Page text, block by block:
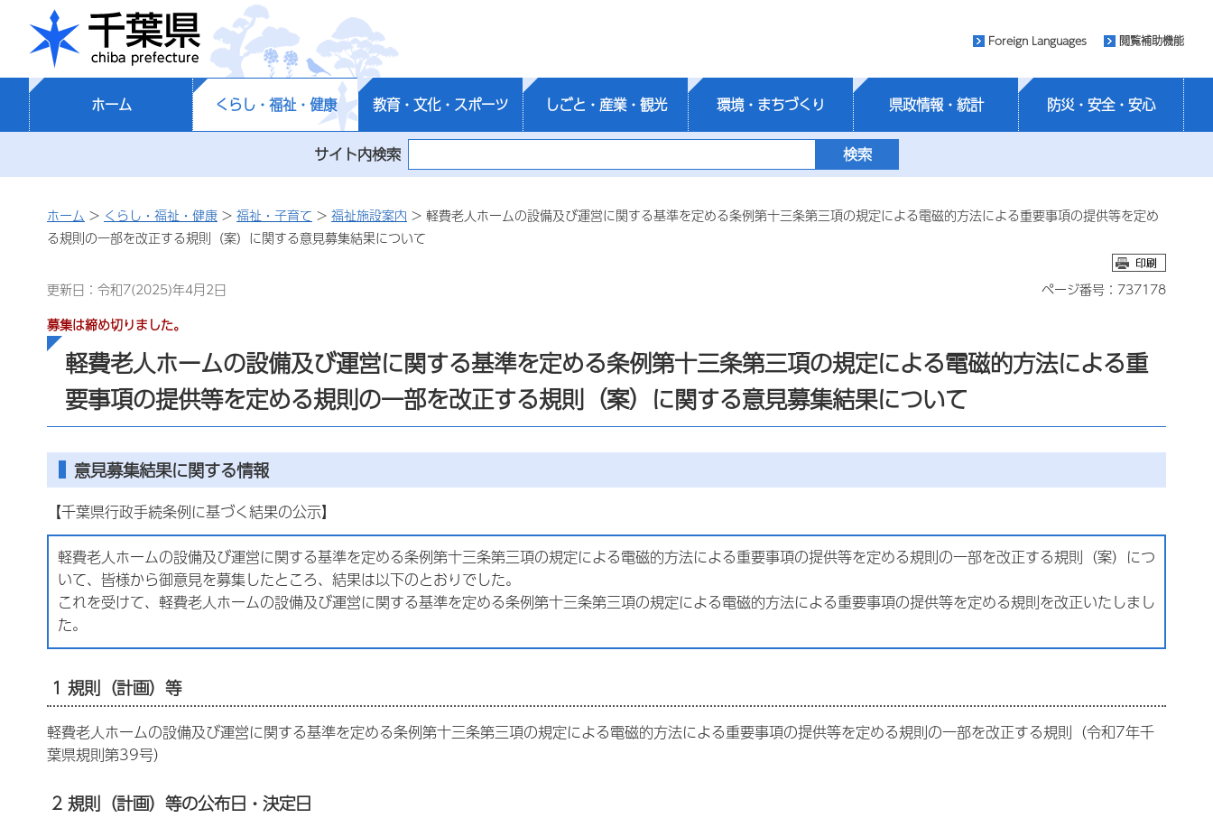
千葉県
Foreign Languages 閲覧補助機能
ホーム くらし・福祉・健康 教育・文化・スポーツ しごと・産業・観光 環境・まちづくり 県政情報・統計 防災・安全・安心
サイト内検索
ホーム > くらし・福祉・健康 > 福祉・子育て > 福祉施設案内 > 軽費老人ホームの設備及び運営に関する基準を定める条例第十三条第三項の規定による電磁的方法による重要事項の提供等を定め
る規則の一部を改正する規則（案）に関する意見募集結果について
更新日：令和7(2025)年4月2日
ページ番号：737178
募集は締め切りました。
軽費老人ホームの設備及び運営に関する基準を定める条例第十三条第三項の規定による電磁的方法による重
要事項の提供等を定める規則の一部を改正する規則（案）に関する意見募集結果について
意見募集結果に関する情報
【千葉県行政手続条例に基づく結果の公示】
軽費老人ホームの設備及び運営に関する基準を定める条例第十三条第三項の規定による電磁的方法による重要事項の提供等を定める規則の一部を改正する規則（案）につ
いて、皆様から御意見を募集したところ、結果は以下のとおりでした。
これを受けて、軽費老人ホームの設備及び運営に関する基準を定める条例第十三条第三項の規定による電磁的方法による重要事項の提供等を定める規則を改正いたしまし
た。
1 規則（計画）等
軽費老人ホームの設備及び運営に関する基準を定める条例第十三条第三項の規定による電磁的方法による重要事項の提供等を定める規則の一部を改正する規則（令和7年千
葉県規則第39号）
2 規則（計画）等の公布日・決定日